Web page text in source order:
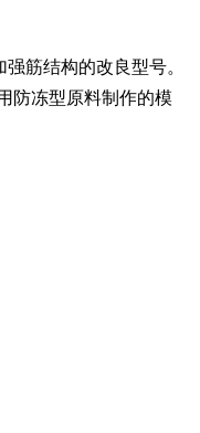
筋结构的改良型号。
防冻型原料制作的模